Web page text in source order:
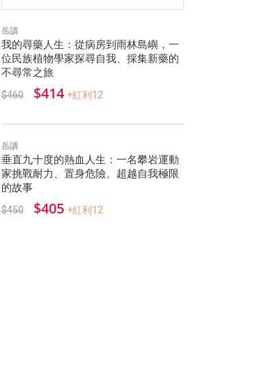
岳讀
我的尋藥人生：從病房到雨林島嶼，一
位民族植物學家探尋自我、採集新藥的
不尋常之旅
$460 $414 +紅利12
岳讀
垂直九十度的熱血人生：一名攀岩運動
家挑戰耐力、置身危險、超越自我極限
的故事
$450 $405 +紅利12